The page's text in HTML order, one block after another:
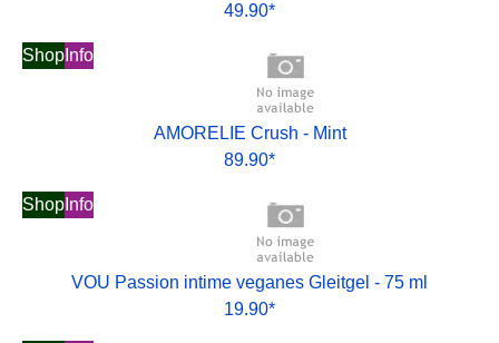
49.90*
Shop Info
AMORELIE Crush - Mint
89.90*
Shop Info
VOU Passion intime veganes Gleitgel - 75 ml
19.90*